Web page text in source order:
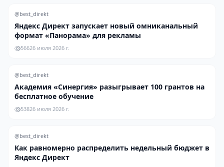
@best_direkt
Яндекс Директ запускает новый омниканальный
формат «Панорама» для рекламы
56626 июля 2026 г.
@best_direkt
Академия «Синергия» разыгрывает 100 грантов на
бесплатное обучение
53826 июля 2026 г.
@best_direkt
Как равномерно распределить недельный бюджет в
Яндекс Директ